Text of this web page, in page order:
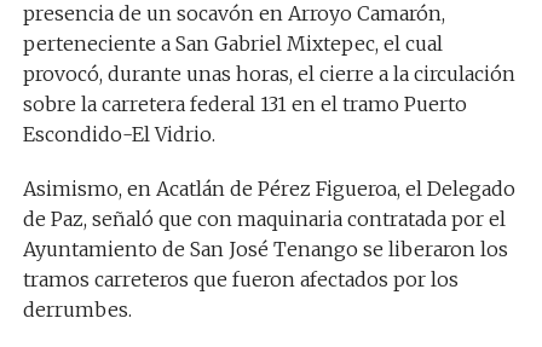
presencia de un socavón en Arroyo Camarón,
perteneciente a San Gabriel Mixtepec, el cual
provocó, durante unas horas, el cierre a la circulación
sobre la carretera federal 131 en el tramo Puerto
Escondido-El Vidrio.
Asimismo, en Acatlán de Pérez Figueroa, el Delegado
de Paz, señaló que con maquinaria contratada por el
Ayuntamiento de San José Tenango se liberaron los
tramos carreteros que fueron afectados por los
derrumbes.